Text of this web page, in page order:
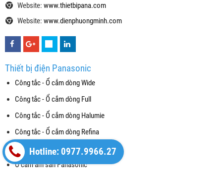
Website: www.thietbipana.com
Website: www.dienphuongminh.com
Thiết bị điện Panasonic
Công tắc - Ổ cắm dòng Wide
Công tắc - Ổ cắm dòng Full
Công tắc - Ổ cắm dòng Halumie
Công tắc - Ổ cắm dòng Refina
Công tắc Gen-X
Ổ cắm âm sàn Panasonic
Hotline: 0977.9966.27